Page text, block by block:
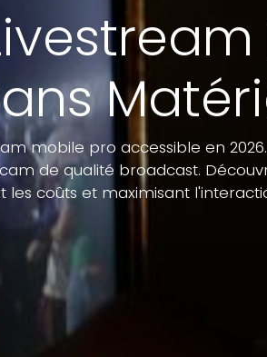
mobile pro accessible en
de qualité broadcast.
les coûts et maximisant